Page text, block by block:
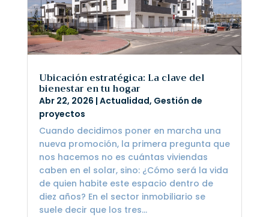
Ubicación estratégica: La clave del
bienestar en tu hogar
Abr 22, 2026 | Actualidad, Gestión de
proyectos
Cuando decidimos poner en marcha una
nueva promoción, la primera pregunta que
nos hacemos no es cuántas viviendas
caben en el solar, sino: ¿Cómo será la vida
de quien habite este espacio dentro de
diez años? En el sector inmobiliario se
suele decir que los tres...